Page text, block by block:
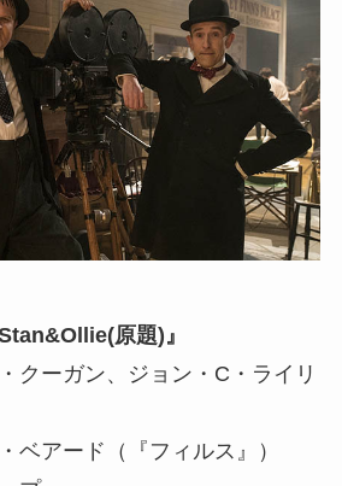
原題)』
クーガン、ジョン・C・ライリ
ベアード（『フィルス』）